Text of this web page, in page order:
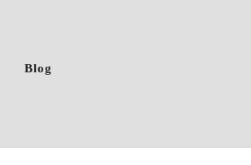
Blog